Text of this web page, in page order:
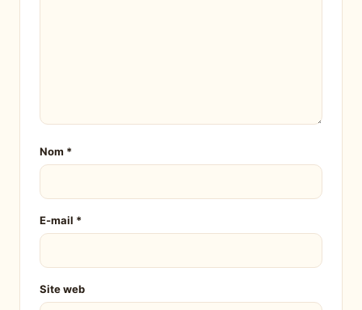
Nom *
E-mail *
Site web